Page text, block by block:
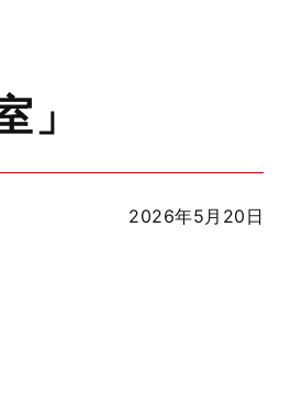
」
2026年5月20日